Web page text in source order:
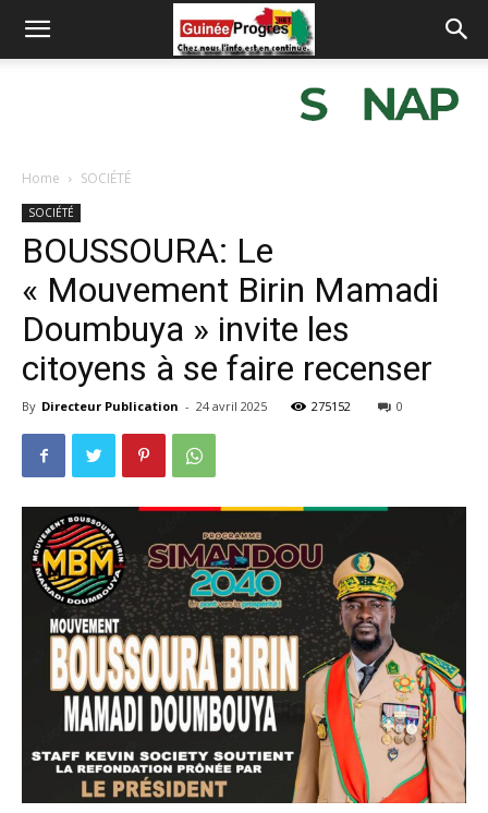
Home SOCIÉTÉ
SOCIÉTÉ
BOUSSOURA: Le
« Mouvement Birin Mamadi
Doumbuya » invite les
citoyens à se faire recenser
By Directeur Publication - 24 avril 2025 275152 0